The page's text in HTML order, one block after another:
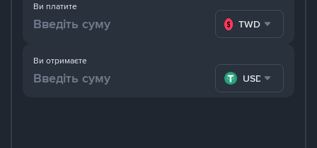
Ви платите
TWD
Ви отримаєте
USDT